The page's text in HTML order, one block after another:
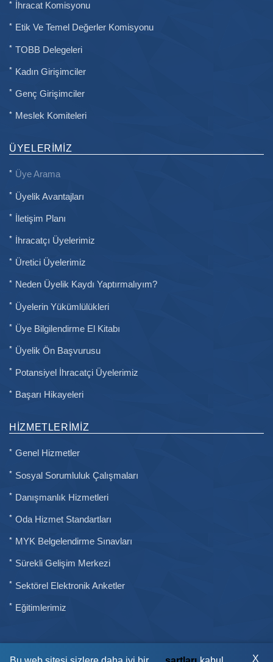
X
İhracat Komisyonu
Etik Ve Temel Değerler Komisyonu
TOBB Delegeleri
Kadın Girişimciler
Genç Girişimciler
Meslek Komiteleri
ÜYELERIMIZ
Üye Arama
Üyelik Avantajları
İletişim Planı
İhracatçı Üyelerimiz
Üretici Üyelerimiz
Neden Üyelik Kaydı Yaptırmalıyım?
Üyelerin Yükümlülükleri
Üye Bilgilendirme El Kitabı
Üyelik Ön Başvurusu
Potansiyel İhracatçi Üyelerimiz
Başarı Hikayeleri
HIZMETLERIMIZ
Genel Hizmetler
Sosyal Sorumluluk Çalışmaları
Danışmanlık Hizmetleri
Oda Hizmet Standartları
MYK Belgelendirme Sınavları
Sürekli Gelişim Merkezi
Sektörel Elektronik Anketler
Eğitimlerimiz